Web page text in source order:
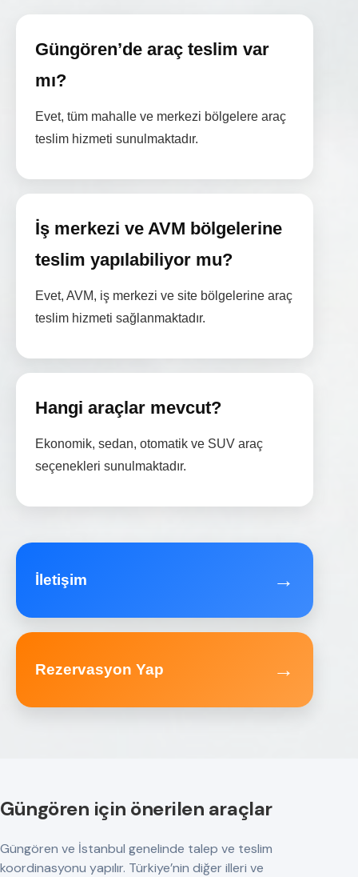
Güngören’de araç teslim var
mı?
Evet, tüm mahalle ve merkezi bölgelere araç
teslim hizmeti sunulmaktadır.
İş merkezi ve AVM bölgelerine
teslim yapılabiliyor mu?
Evet, AVM, iş merkezi ve site bölgelerine araç
teslim hizmeti sağlanmaktadır.
Hangi araçlar mevcut?
Ekonomik, sedan, otomatik ve SUV araç
seçenekleri sunulmaktadır.
İletişim →
Rezervasyon Yap →
Güngören için önerilen araçlar
Güngören ve İstanbul genelinde talep ve teslim
koordinasyonu yapılır. Türkiye’nin diğer illeri ve